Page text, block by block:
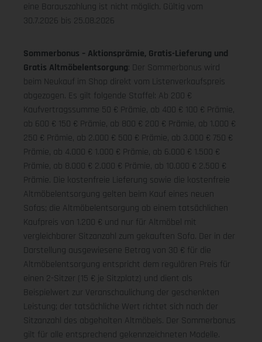
eine Barauszahlung ist nicht möglich. Gültig vom
30.7.2026 bis 25.08.2026
Sommerbonus – Aktionsprämie, Gratis-Lieferung und
Gratis Altmöbelentsorgung: Der Sommerbonus wird
beim Neukauf im Shop direkt vom Listenverkaufspreis
abgezogen. Es gilt folgende Staffel: Ab 200 €
Kaufvertragssumme 50 € Prämie, ab 400 € 100 € Prämie,
ab 600 € 150 € Prämie, ab 800 € 200 € Prämie, ab 1.000 €
250 € Prämie, ab 2.000 € 500 € Prämie, ab 3.000 € 750 €
Prämie, ab 4.000 € 1.000 € Prämie, ab 6.000 € 1.500 €
Prämie, ab 8.000 € 2.000 € Prämie, ab 10.000 € 2.500 €
Prämie. Die kostenfreie Lieferung sowie die kostenfreie
Altmöbelentsorgung gelten beim Kauf eines neuen
Sofas; die Altmöbelentsorgung ab einem tatsächlichen
Kaufpreis von 1.200 € und nur für Altmöbel mit
vergleichbarer Sitzanzahl zum gekauften Sofa. Der in der
Darstellung ausgewiesene Betrag von 30 € für die
Altmöbelentsorgung entspricht dem regulären Preis für
einen 2-Sitzer (15 € je Sitzplatz) und dient als
Beispielwert zur Veranschaulichung der geschenkten
Leistung; der tatsächliche Wert richtet sich nach der
Sitzanzahl des abgeholten Altmöbels. Der Sommerbonus
gilt für alle entsprechend gekennzeichneten Modelle.